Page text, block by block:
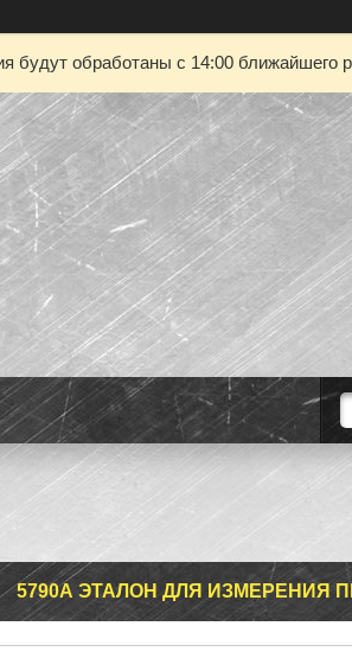
обработаны с 14:00 ближайшего
5790А ЭТАЛОН ДЛЯ ИЗМЕРЕНИЯ